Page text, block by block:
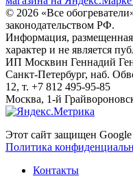
© 2026 «Все
законодательством РФ.
Информация,
характер и не является
ИП Москвин Геннадий
Санкт-Петербург, наб.
12, т. +7 812 495-95-85
Москва, 1-й
Этот сайт защищен
Политика
Контакты